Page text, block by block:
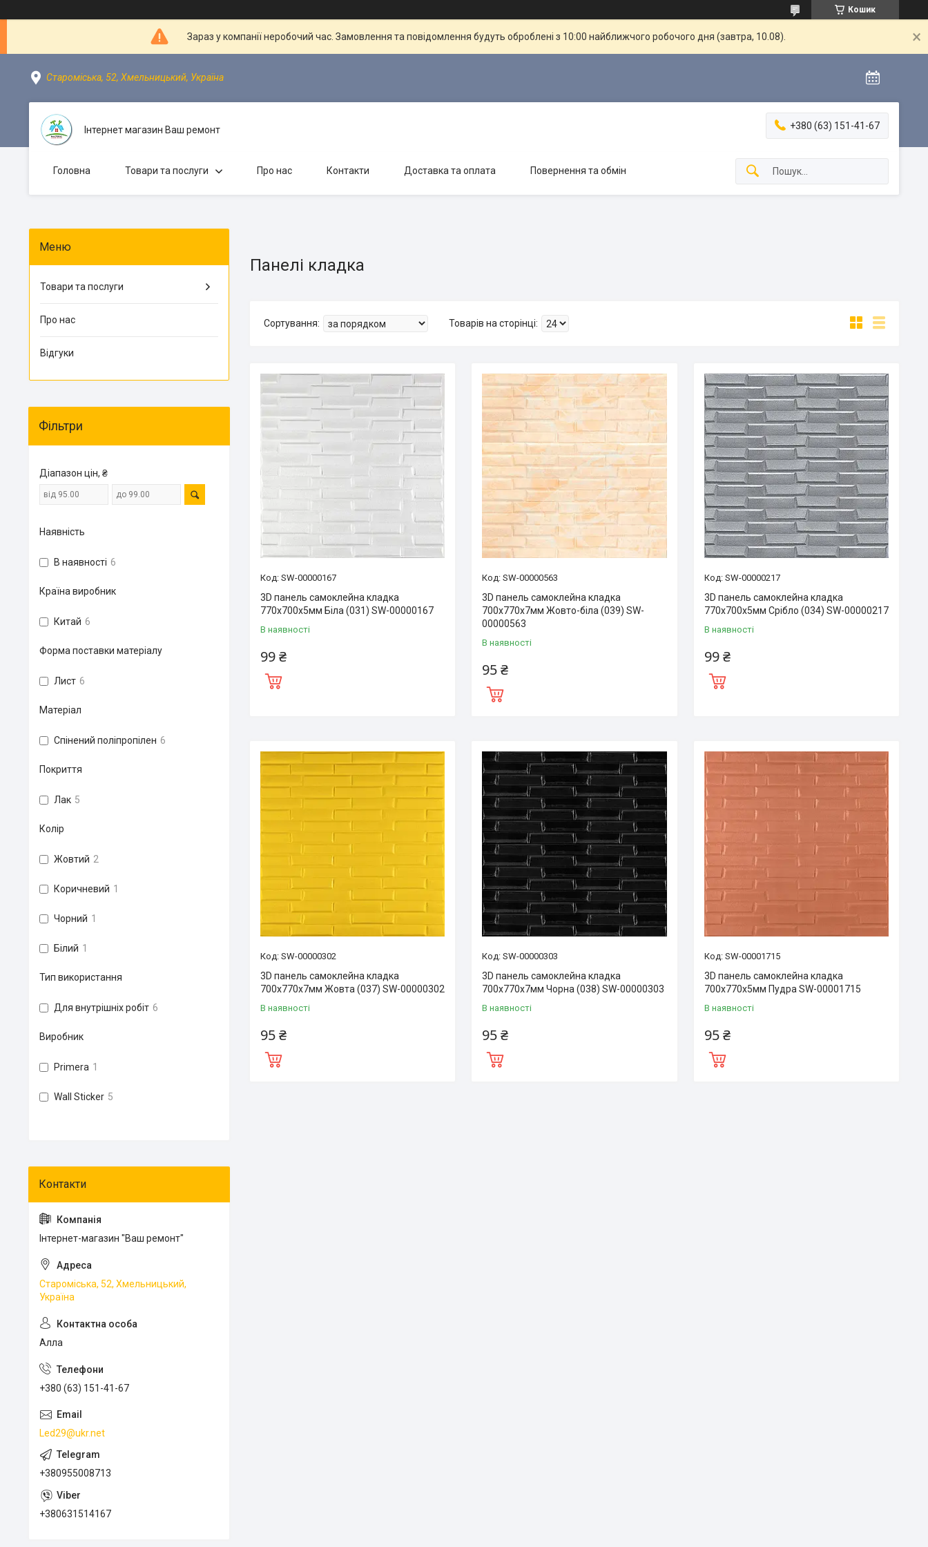
Кошик
Зараз у компанії неробочий час. Замовлення та повідомлення будуть оброблені з 10:00 найближчого робочого дня (завтра, 10.08).
Староміська, 52, Хмельницький, Україна
Інтернет магазин Ваш ремонт +380 (63) 151-41-67
Головна Товари та послуги Про нас Контакти Доставка та оплата Повернення та обмін
Панелі кладка
SW-00000167
3D панель самоклейна кладка
770х700х5мм Біла (031) SW-00000167
В наявності
99 ₴
SW-00000563
3D панель самоклейна кладка
700х770х7мм Жовто-біла (039) SW-
00000563
В наявності
95 ₴
SW-00000217
3D панель самоклейна кладка
770х700х5мм Срібло (034) SW-00000217
В наявності
99 ₴
SW-00000302
3D панель самоклейна кладка
700х770х7мм Жовта (037) SW-00000302
В наявності
95 ₴
SW-00000303
3D панель самоклейна кладка
700х770х7мм Чорна (038) SW-00000303
В наявності
95 ₴
SW-00001715
3D панель самоклейна кладка
700x770x5мм Пудра SW-00001715
В наявності
95 ₴
Товари та послуги
Про нас
Відгуки
Фільтри
Діапазон цін, ₴
Наявність
В наявності 6
Країна виробник
Китай 6
Форма поставки матеріалу
Лист 6
Матеріал
Спінений поліпропілен 6
Покриття
Лак 5
Колір
Жовтий 2
Коричневий 1
Чорний 1
Білий 1
Тип використання
Для внутрішніх робіт 6
Виробник
Primera 1
Wall Sticker 5
Інтернет-магазин "Ваш ремонт"
Староміська, 52, Хмельницький,
Україна
Алла
+380 (63) 151-41-67
Led29@ukr.net
+380955008713
+380631514167